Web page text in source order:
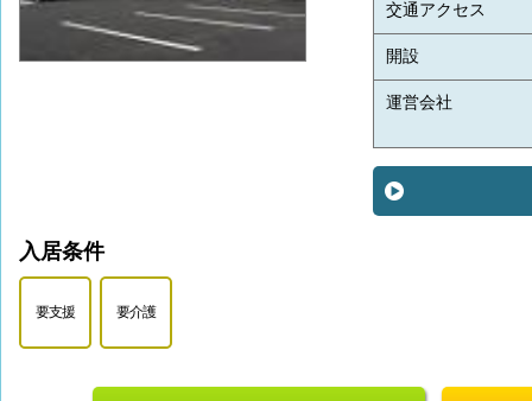
交通アクセス
開設
運営会社
入居条件
要支援 要介護